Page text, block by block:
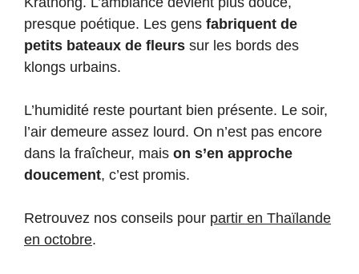
presque poétique. Les gens fabriquent de
petits bateaux de fleurs sur les bords des
klongs urbains.
L’humidité reste pourtant bien présente. Le soir,
l’air demeure assez lourd. On n’est pas encore
dans la fraîcheur, mais on s’en approche
doucement, c’est promis.
Retrouvez nos conseils pour partir en Thaïlande
en octobre.